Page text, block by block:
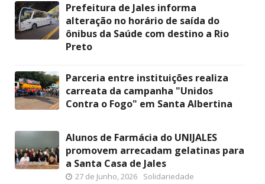
Prefeitura de Jales informa
alteração no horário de saída do
ônibus da Saúde com destino a Rio
Preto
Parceria entre instituições realiza
carreata da campanha "Unidos
Contra o Fogo" em Santa Albertina
Alunos de Farmácia do UNIJALES
promovem arrecadam gelatinas para
a Santa Casa de Jales
27 de Junho, 2026 Solidariedade